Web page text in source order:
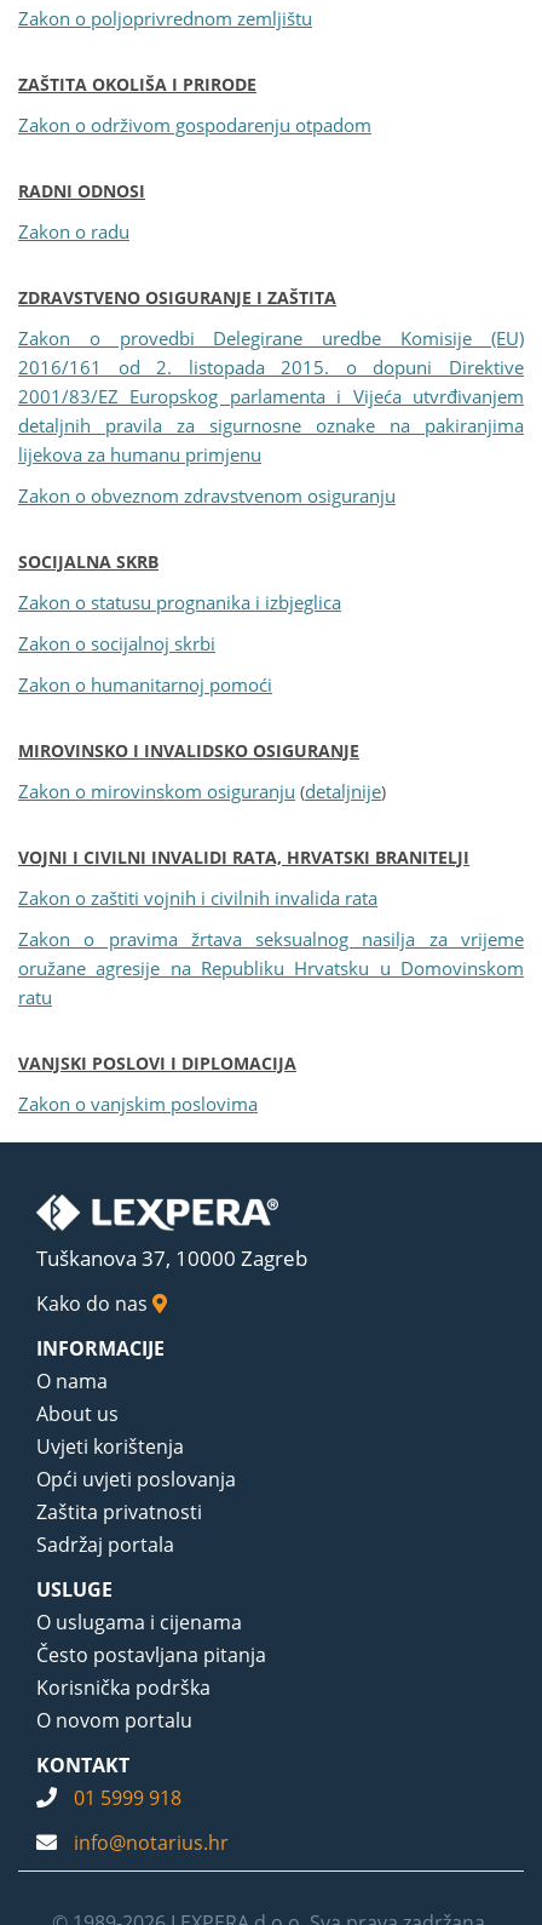
Zakon o poljoprivrednom zemljištu
ZAŠTITA OKOLIŠA I PRIRODE
Zakon o održivom gospodarenju otpadom
RADNI ODNOSI
Zakon o radu
ZDRAVSTVENO OSIGURANJE I ZAŠTITA
Zakon o provedbi Delegirane uredbe Komisije (EU)
2016/161 od 2. listopada 2015. o dopuni Direktive
2001/83/EZ Europskog parlamenta i Vijeća utvrđivanjem
detaljnih pravila za sigurnosne oznake na pakiranjima
lijekova za humanu primjenu
Zakon o obveznom zdravstvenom osiguranju
SOCIJALNA SKRB
Zakon o statusu prognanika i izbjeglica
Zakon o socijalnoj skrbi
Zakon o humanitarnoj pomoći
MIROVINSKO I INVALIDSKO OSIGURANJE
Zakon o mirovinskom osiguranju (detaljnije)
VOJNI I CIVILNI INVALIDI RATA, HRVATSKI BRANITELJI
Zakon o zaštiti vojnih i civilnih invalida rata
Zakon o pravima žrtava seksualnog nasilja za vrijeme
oružane agresije na Republiku Hrvatsku u Domovinskom
ratu
VANJSKI POSLOVI I DIPLOMACIJA
Zakon o vanjskim poslovima
Tuškanova 37, 10000 Zagreb
Kako do nas
INFORMACIJE
O nama
About us
Uvjeti korištenja
Opći uvjeti poslovanja
Zaštita privatnosti
Sadržaj portala
USLUGE
O uslugama i cijenama
Često postavljana pitanja
Korisnička podrška
O novom portalu
KONTAKT
01 5999 918
info@notarius.hr